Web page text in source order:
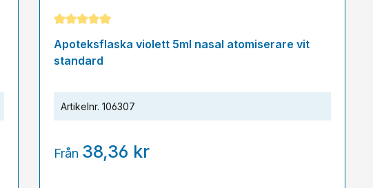
Genomsnittligt betyg på 5 av 5 stjärnor
Apoteksflaska violett 5ml nasal atomiserare vit
standard
Artikelnr. 106307
Från 38,36 kr